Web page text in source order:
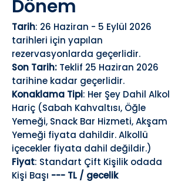
Dönem
Tarih: 26 Haziran - 5 Eylül 2026
tarihleri için yapılan
rezervasyonlarda geçerlidir.
Son Tarih: Teklif 25 Haziran 2026
tarihine kadar geçerlidir.
Konaklama Tipi: Her Şey Dahil Alkol
Hariç (Sabah Kahvaltısı, Öğle
Yemeği, Snack Bar Hizmeti, Akşam
Yemeği fiyata dahildir. Alkollü
içecekler fiyata dahil değildir.)
Fiyat: Standart Çift Kişilik odada
Kişi Başı --- TL / gecelik